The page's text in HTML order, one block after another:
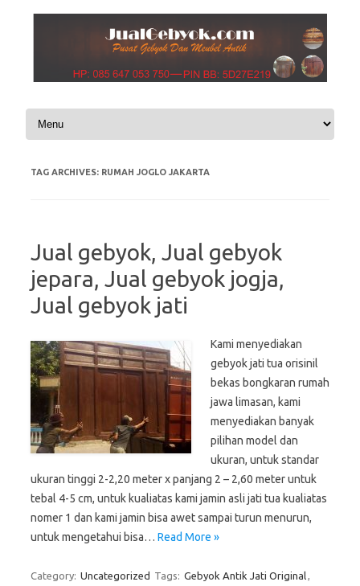
Skip to content
TAG ARCHIVES: RUMAH JOGLO JAKARTA
Jual gebyok, Jual gebyok
jepara, Jual gebyok jogja,
Jual gebyok jati
Kami menyediakan
gebyok jati tua orisinil
bekas bongkaran rumah
jawa limasan, kami
menyediakan banyak
pilihan model dan
ukuran, untuk standar
ukuran tinggi 2-2,20 meter x panjang 2 – 2,60 meter untuk
tebal 4-5 cm, untuk kualiatas kami jamin asli jati tua kualiatas
nomer 1 dan kami jamin bisa awet sampai turun menurun,
untuk mengetahui bisa… Read More »
Category: Uncategorized Tags: Gebyok Antik Jati Original,